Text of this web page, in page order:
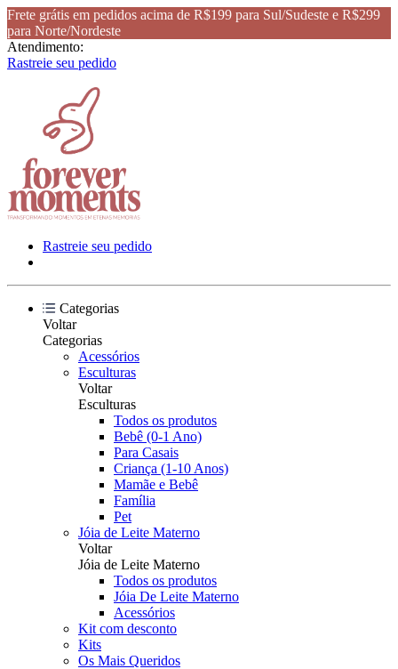
Frete grátis em pedidos acima de R$199 para Sul/Sudeste e R$299
para Norte/Nordeste
Atendimento:
Rastreie seu pedido
Rastreie seu pedido
Categorias
Voltar
Categorias
Acessórios
Esculturas
Voltar
Esculturas
Todos os produtos
Bebê (0-1 Ano)
Para Casais
Criança (1-10 Anos)
Mamãe e Bebê
Família
Pet
Jóia de Leite Materno
Voltar
Jóia de Leite Materno
Todos os produtos
Jóia De Leite Materno
Acessórios
Kit com desconto
Kits
Os Mais Queridos